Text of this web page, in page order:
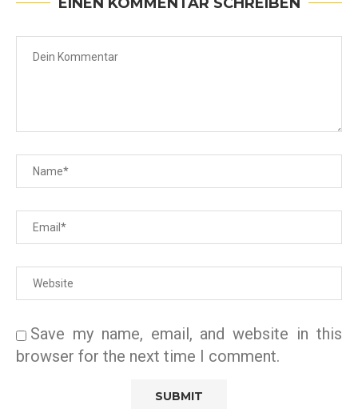
Save my name, email, and website in this
browser for the next time I comment.